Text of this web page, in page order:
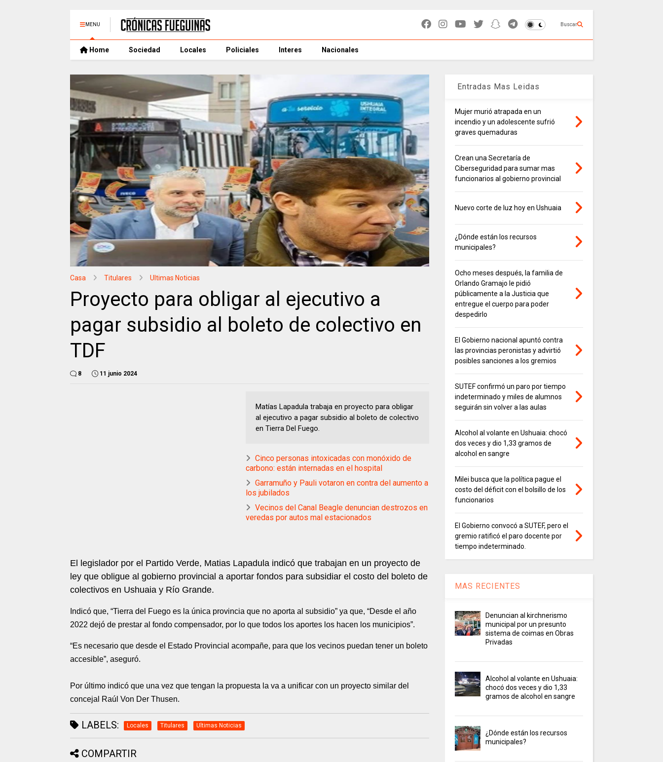
MENU Buscar
Home Sociedad Locales Policiales Interes Nacionales
Casa Titulares Ultimas Noticias
Proyecto para obligar al ejecutivo a
pagar subsidio al boleto de colectivo en
TDF
8 11 junio 2024
Matías Lapadula trabaja en proyecto para obligar
al ejecutivo a pagar subsidio al boleto de colectivo
en Tierra Del Fuego.
Cinco personas intoxicadas con monóxido de
carbono: están internadas en el hospital
Garramuño y Pauli votaron en contra del aumento a
los jubilados
Vecinos del Canal Beagle denuncian destrozos en
veredas por autos mal estacionados
El legislador por el Partido Verde, Matias Lapadula indicó que trabajan en un proyecto de
ley que obligue al gobierno provincial a aportar fondos para subsidiar el costo del boleto de
colectivos en Ushuaia y Río Grande.
Indicó que, “Tierra del Fuego es la única provincia que no aporta al subsidio” ya que, “Desde el año
2022 dejó de prestar al fondo compensador, por lo que todos los aportes los hacen los municipios”.
“Es necesario que desde el Estado Provincial acompañe, para que los vecinos puedan tener un boleto
accesible”, aseguró.
Por último indicó que una vez que tengan la propuesta la va a unificar con un proyecto similar del
concejal Raúl Von Der Thusen.
LABELS: Locales Titulares Ultimas Noticias
COMPARTIR
Entradas Mas Leidas
Mujer murió atrapada en un
incendio y un adolescente sufrió
graves quemaduras
Crean una Secretaría de
Ciberseguridad para sumar mas
funcionarios al gobierno provincial
Nuevo corte de luz hoy en Ushuaia
¿Dónde están los recursos
municipales?
Ocho meses después, la familia de
Orlando Gramajo le pidió
públicamente a la Justicia que
entregue el cuerpo para poder
despedirlo
El Gobierno nacional apuntó contra
las provincias peronistas y advirtió
posibles sanciones a los gremios
SUTEF confirmó un paro por tiempo
indeterminado y miles de alumnos
seguirán sin volver a las aulas
Alcohol al volante en Ushuaia: chocó
dos veces y dio 1,33 gramos de
alcohol en sangre
Milei busca que la política pague el
costo del déficit con el bolsillo de los
funcionarios
El Gobierno convocó a SUTEF, pero el
gremio ratificó el paro docente por
tiempo indeterminado.
MAS RECIENTES
Denuncian al kirchnerismo
municipal por un presunto
sistema de coimas en Obras
Privadas
Alcohol al volante en Ushuaia:
chocó dos veces y dio 1,33
gramos de alcohol en sangre
¿Dónde están los recursos
municipales?